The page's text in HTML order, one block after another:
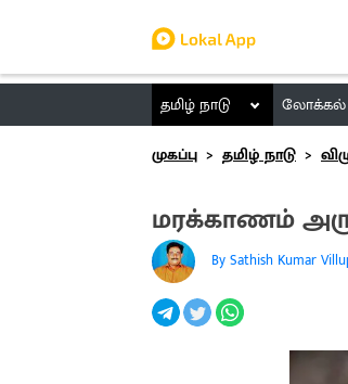
தமிழ் நாடு லோக்கல்
முகப்பு
தமிழ் நாடு
மரக்காணம்
By Sathish Kumar